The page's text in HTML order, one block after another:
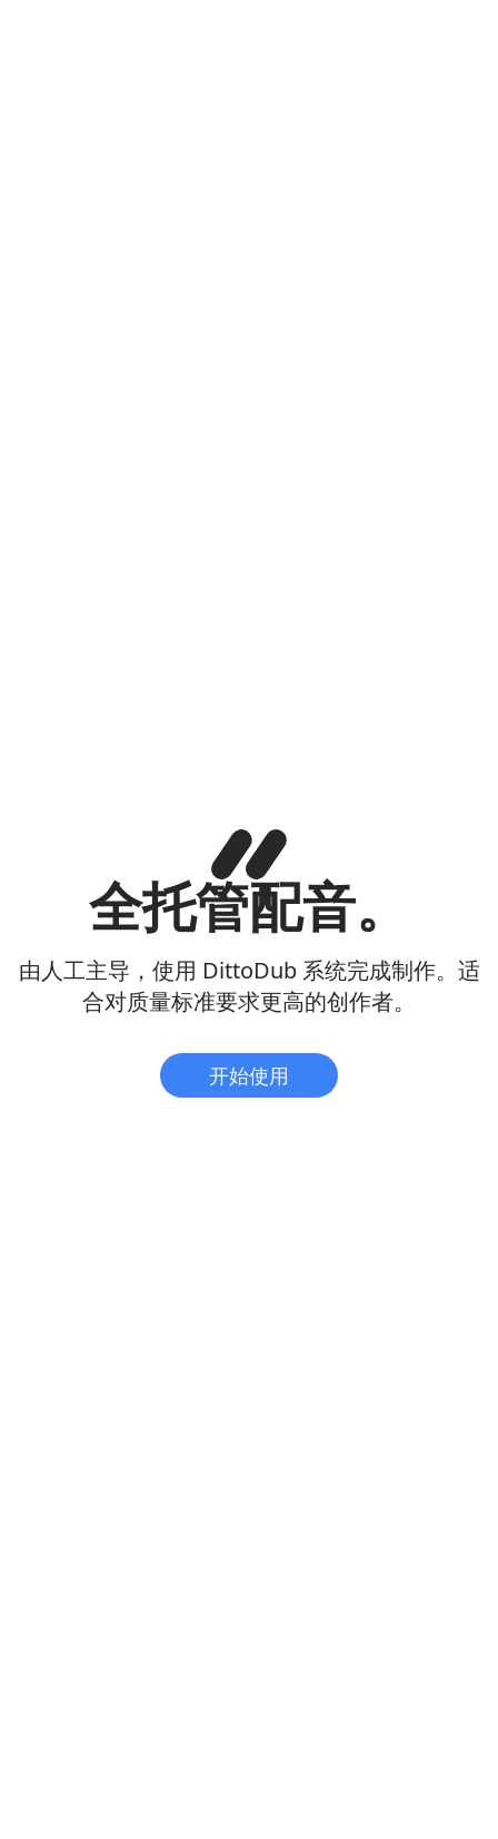
全托管配音。
由人工主导，使用 DittoDub 系统完成制作。适
合对质量标准要求更高的创作者。
开始使用